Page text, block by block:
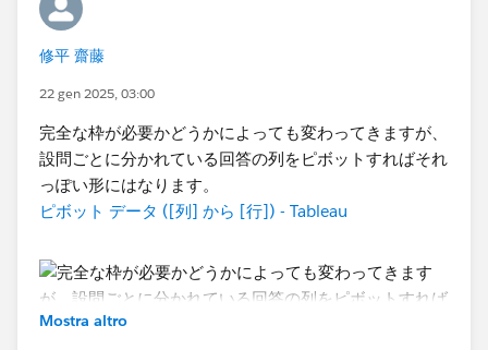
修平 齋藤
22 gen 2025, 03:00
完全な枠が必要かどうかによっても変わってきますが、
設問ごとに分かれている回答の列をピボットすればそれ
っぽい形にはなります。
ピボット データ ([列] から [行]) - Tableau
Mostra altro